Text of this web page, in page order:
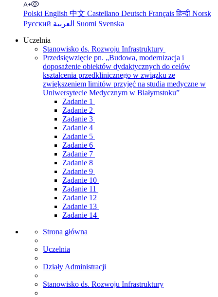
Polski English 中文 Castellano Deutsch Françaisहिन्दी Norsk
Русский
Suomi Svenska
Uczelnia
Stanowisko ds. Rozwoju Infrastruktury
Przedsięwzięcie pn. „Budowa, modernizacja i
doposażenie obiektów dydaktycznych do celów
kształcenia przedklinicznego w związku ze
zwiększeniem limitów przyjęć na studia medyczne w
Uniwersytecie Medycznym w Białymstoku”
Zadanie 1
Zadanie 2
Zadanie 3
Zadanie 4
Zadanie 5
Zadanie 6
Zadanie 7
Zadanie 8
Zadanie 9
Zadanie 10
Zadanie 11
Zadanie 12
Zadanie 13
Zadanie 14
Strona główna
Uczelnia
Działy Administracji
Stanowisko ds. Rozwoju Infrastruktury